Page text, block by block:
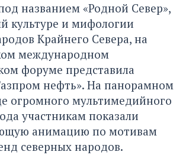
названием «Родной Север»,
культуре и мифологии
Крайнего Севера, на
международном
форуме представила
нефть». На панорамном
огромного мультимедийного
участникам показали
анимацию по мотивам
северных народов.